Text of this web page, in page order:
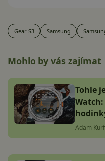
Gear S3 Samsung
Mohlo by vás zajímat
Tohle
Watch:
Adam